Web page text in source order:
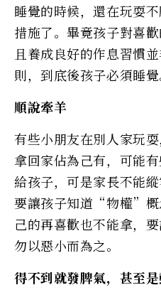
睡覺的時候，還在玩耍
措施了。畢竟孩子對喜
且養成良好的作息習慣
則，到底後孩子必須睡覺
順說牽羊
有些小朋友在別人家玩
拿回家佔為己有，可能
給孩子，可是家長不能
要讓孩子知道“物權”概
己的再喜歡也不能拿，
勿以惡小而為之。
得不到就發脾氣，甚至